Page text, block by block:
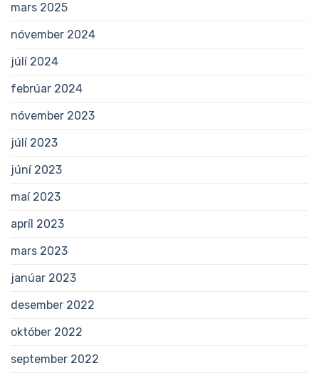
mars 2025
nóvember 2024
júlí 2024
febrúar 2024
nóvember 2023
júlí 2023
júní 2023
maí 2023
apríl 2023
mars 2023
janúar 2023
desember 2022
október 2022
september 2022